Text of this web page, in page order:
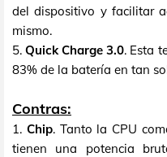
del dispositivo y facilitar
mismo.
5.Quick Charge 3.0. Esta
83% de la batería en tan
Contras:
1. Chip. Tanto la CPU
tienen una potencia